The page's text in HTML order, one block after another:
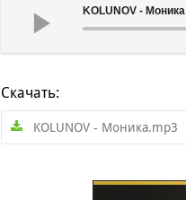
KOLUNOV - Моника
Скачать:
KOLUNOV - Моника.mp3